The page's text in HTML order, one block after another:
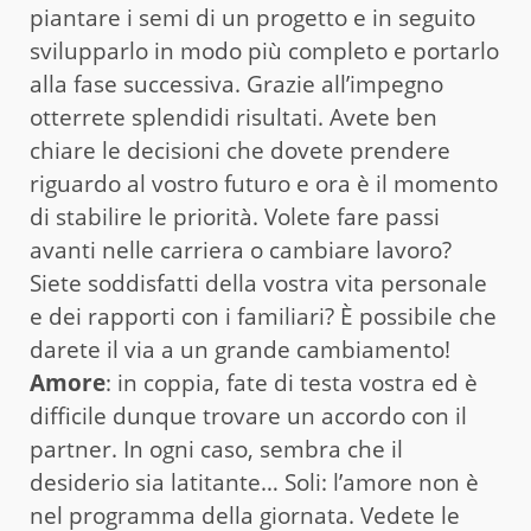
piantare i semi di un progetto e in seguito
svilupparlo in modo più completo e portarlo
alla fase successiva. Grazie all’impegno
otterrete splendidi risultati. Avete ben
chiare le decisioni che dovete prendere
riguardo al vostro futuro e ora è il momento
di stabilire le priorità. Volete fare passi
avanti nelle carriera o cambiare lavoro?
Siete soddisfatti della vostra vita personale
e dei rapporti con i familiari? È possibile che
darete il via a un grande cambiamento!
Amore: in coppia, fate di testa vostra ed è
difficile dunque trovare un accordo con il
partner. In ogni caso, sembra che il
desiderio sia latitante… Soli: l’amore non è
nel programma della giornata. Vedete le